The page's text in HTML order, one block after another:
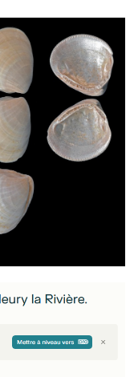
même), je lui
à Nummulites et
mais par la
taille de la pierre
son mode Pro
des analyses
conversationnel.
veut entendre, et
fossiles, elle aura
remettre dans le
à éviter de